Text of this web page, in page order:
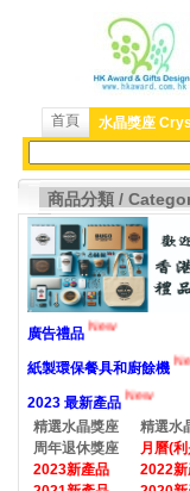
首頁 水晶獎座
商品分類 /
廣告禮品 New
紙製環保餐具和廚餘機
2023 最新產品
New
精選水晶獎座
精選水
周年退休獎座
月曆(
2023新產品
2022新